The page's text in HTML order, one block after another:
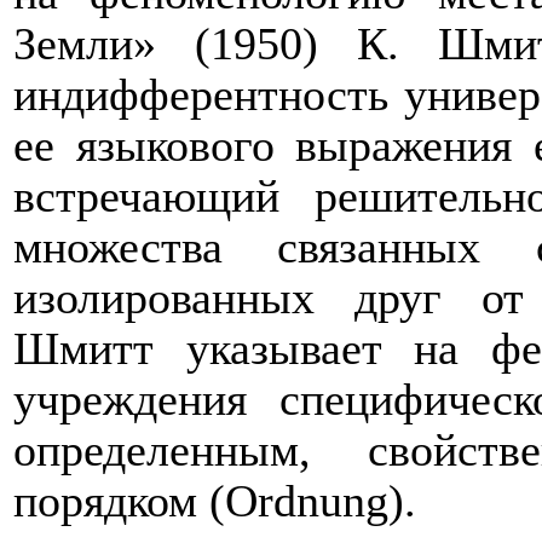
Земли» (1950) К.
индифферентность
ее языкового выражения
встречающий
множества
изолированных друг
Шмитт указывает на
учреждения
определенным,
порядком (Ordnung).